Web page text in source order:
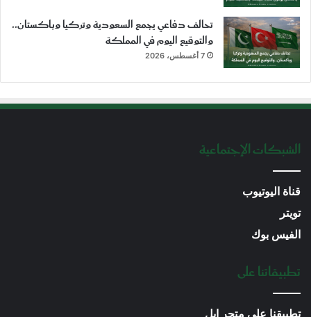
تحالف دفاعي يجمع السعودية وتركيا وباكستان..
والتوقيع اليوم في المملكة
7 أغسطس، 2026
الشبكات الإجتماعية
قناة اليوتيوب
تويتر
الفيس بوك
تطبيقاتنا على
تطبيقنا على متجر ابل